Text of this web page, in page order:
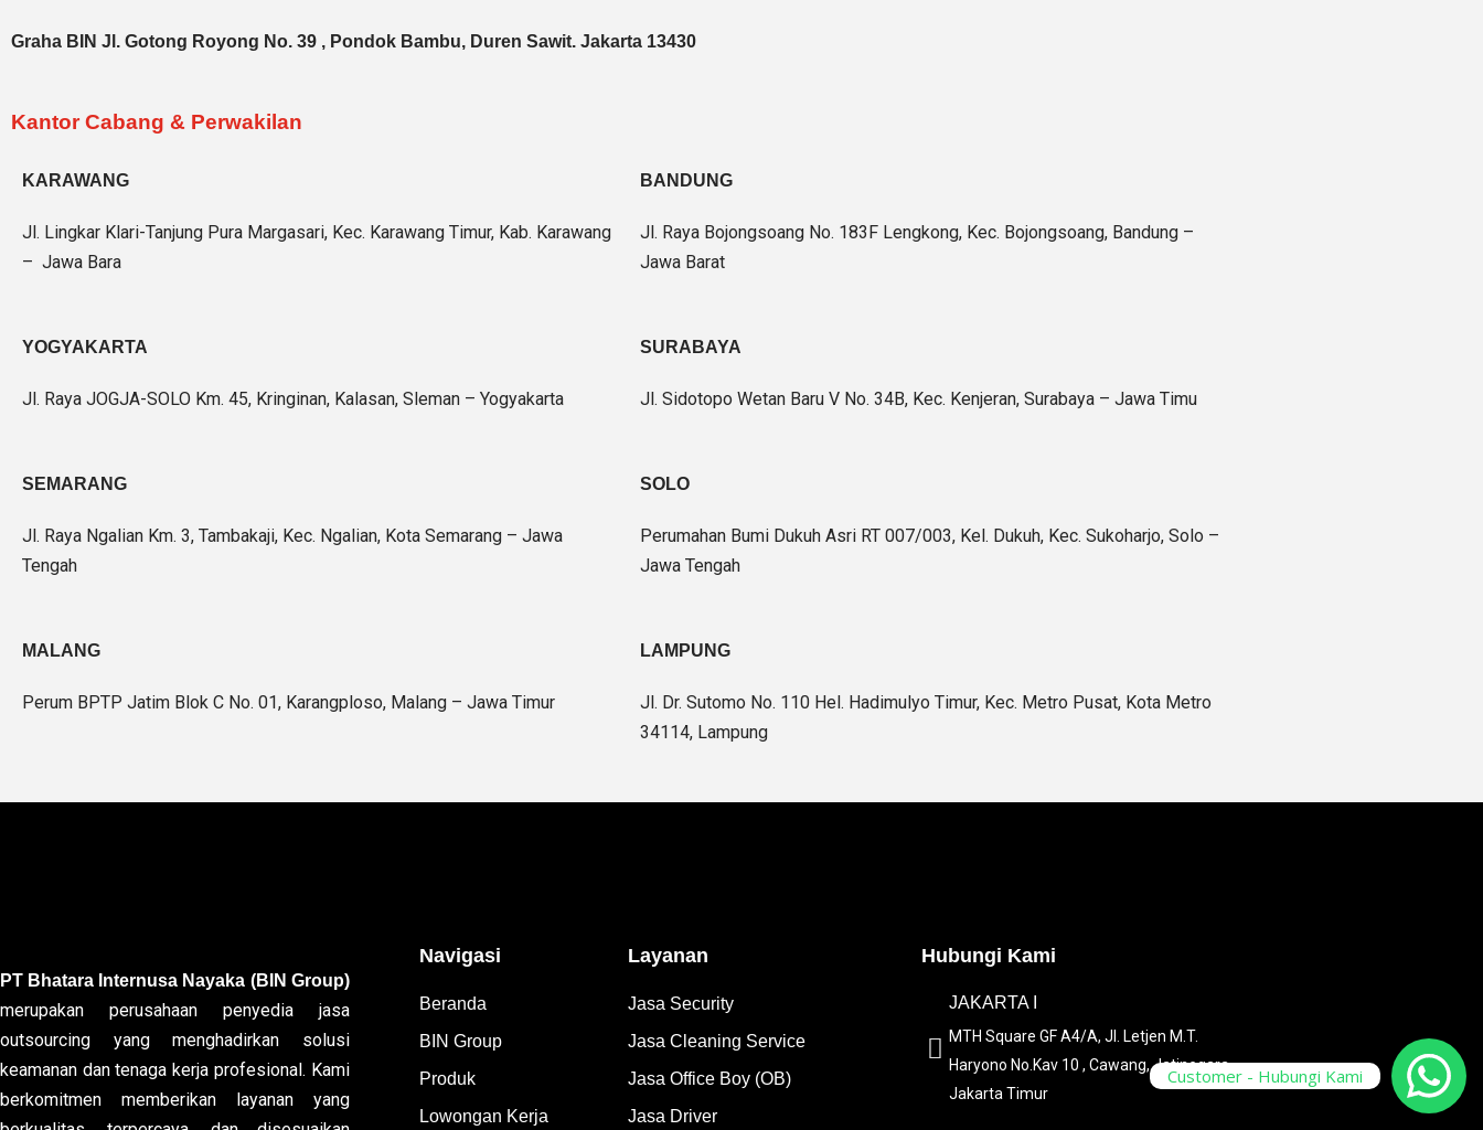
Graha BIN Jl. Gotong Royong No. 39 , Pondok Bambu, Duren Sawit. Jakarta 13430
Kantor Cabang & Perwakilan
KARAWANG
Jl. Lingkar Klari-Tanjung Pura Margasari, Kec. Karawang Timur, Kab. Karawang
– Jawa Bara
BANDUNG
Jl. Raya Bojongsoang No. 183F Lengkong, Kec. Bojongsoang, Bandung –
Jawa Barat
YOGYAKARTA
Jl. Raya JOGJA-SOLO Km. 45, Kringinan, Kalasan, Sleman – Yogyakarta
SURABAYA
Jl. Sidotopo Wetan Baru V No. 34B, Kec. Kenjeran, Surabaya – Jawa Timu
SEMARANG
Jl. Raya Ngalian Km. 3, Tambakaji, Kec. Ngalian, Kota Semarang – Jawa
Tengah
SOLO
Perumahan Bumi Dukuh Asri RT 007/003, Kel. Dukuh, Kec. Sukoharjo, Solo –
Jawa Tengah
MALANG
Perum BPTP Jatim Blok C No. 01, Karangploso, Malang – Jawa Timur
LAMPUNG
Jl. Dr. Sutomo No. 110 Hel. Hadimulyo Timur, Kec. Metro Pusat, Kota Metro
34114, Lampung
PT Bhatara Internusa Nayaka (BIN Group)
merupakan perusahaan penyedia jasa
outsourcing yang menghadirkan solusi
keamanan dan tenaga kerja profesional. Kami
berkomitmen memberikan layanan yang
Navigasi
Beranda
BIN Group
Produk
Lowongan Kerja
Layanan
Jasa Security
Jasa Cleaning Service
Jasa Office Boy (OB)
Jasa Driver
Hubungi Kami
JAKARTA I
MTH Square GF A4/A, Jl. Letjen M.T.
Haryono No.Kav 10 , Cawang, Jatinegara,
Jakarta Timur
Customer - Hubungi Kami